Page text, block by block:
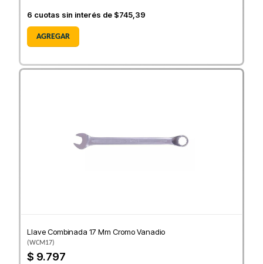
6 cuotas sin interés de $745,39
AGREGAR
Llave Combinada 17 Mm Cromo Vanadio
(WCM17)
$ 9.797